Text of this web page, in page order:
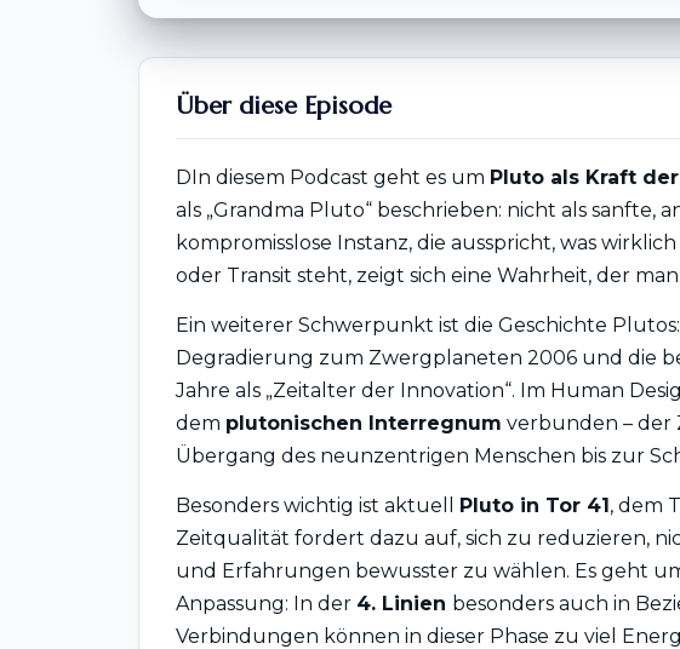
Über diese Episode
DIn diesem Podcast geht es um Pluto als Kraft
als „Grandma Pluto“ beschrieben: nicht als sanfte,
kompromisslose Instanz, die ausspricht, was
oder Transit steht, zeigt sich eine Wahrheit, der
Ein weiterer Schwerpunkt ist die Geschichte
Degradierung zum Zwergplaneten 2006 und die
Jahre als „Zeitalter der Innovation“. Im Human
dem plutonischen Interregnum verbunden – der
Übergang des neunzentrigen Menschen bis zur
Besonders wichtig ist aktuell Pluto in Tor 41, dem
Zeitqualität fordert dazu auf, sich zu reduzieren,
und Erfahrungen bewusster zu wählen. Es geht
Anpassung: In der 4. Linien besonders auch in
Verbindungen können in dieser Phase zu viel